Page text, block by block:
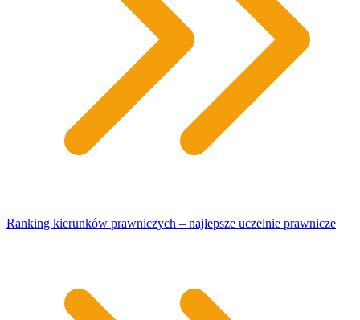
Ranking kierunków prawniczych – najlepsze uczelnie prawnicze